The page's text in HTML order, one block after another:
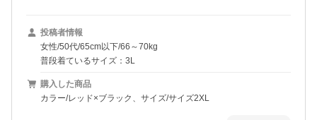
投稿者情報
女性/50代/65cm以下/66～70kg
普段着ているサイズ：3L
購入した商品
カラー/レッド×ブラック、サイズ/サイズ2XL